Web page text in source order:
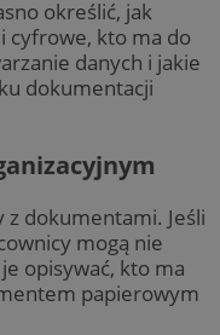
określić, jak
cyfrowe, kto ma do
danych i jakie
dokumentacji
z dokumentami. Jeśli
mogą nie
opisywać, kto ma
papierowym